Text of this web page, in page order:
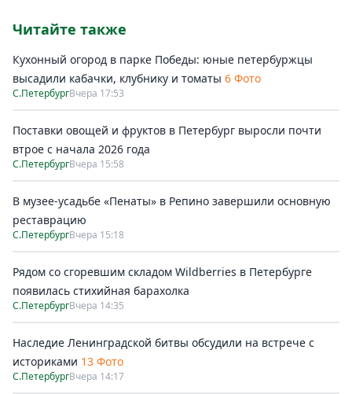
Читайте также
Кухонный огород в парке Победы: юные петербуржцы
высадили кабачки, клубнику и томаты 6 Фото
С.ПетербургВчера 17:53
Поставки овощей и фруктов в Петербург выросли почти
втрое с начала 2026 года
С.ПетербургВчера 15:58
В музее-усадьбе «Пенаты» в Репино завершили основную
реставрацию
С.ПетербургВчера 15:18
Рядом со сгоревшим складом Wildberries в Петербурге
появилась стихийная барахолка
С.ПетербургВчера 14:35
Наследие Ленинградской битвы обсудили на встрече с
историками 13 Фото
С.ПетербургВчера 14:17